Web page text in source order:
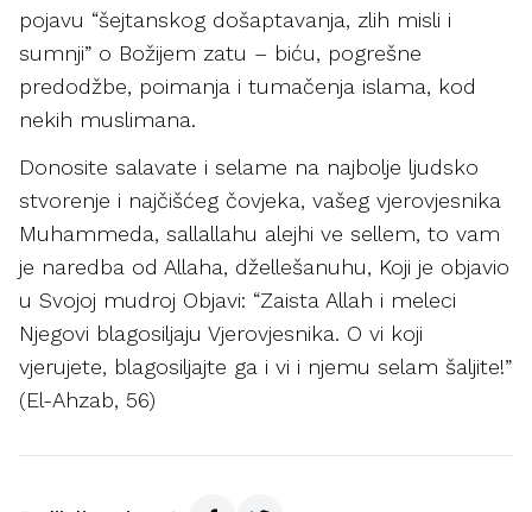
pojavu “šejtanskog došaptavanja, zlih misli i
sumnji” o Božijem zatu – biću, pogrešne
predodžbe, poimanja i tumačenja islama, kod
nekih muslimana.
Donosite salavate i selame na najbolje ljudsko
stvorenje i najčišćeg čovjeka, vašeg vjerovjesnika
Muhammeda, sallallahu alejhi ve sellem, to vam
je naredba od Allaha, džellešanuhu, Koji je objavio
u Svojoj mudroj Objavi: “Zaista Allah i meleci
Njegovi blagosiljaju Vjerovjesnika. O vi koji
vjerujete, blagosiljajte ga i vi i njemu selam šaljite!”
(El-Ahzab, 56)